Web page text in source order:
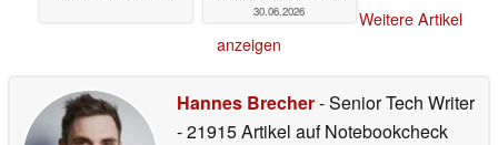
30.06.2026
Weitere Artikel
anzeigen
Hannes Brecher- Senior Tech Writer
- 21915 Artikel auf Notebookcheck